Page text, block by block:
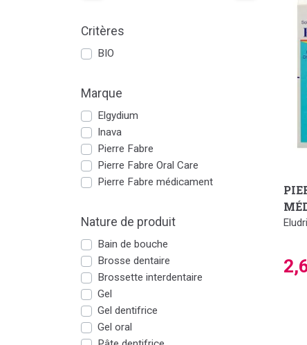
Critères
BIO
Marque
Elgydium
Inava
Pierre Fabre
Pierre Fabre Oral Care
Pierre Fabre médicament
Nature de produit
Bain de bouche
Brosse dentaire
Brossette interdentaire
Gel
Gel dentifrice
Gel oral